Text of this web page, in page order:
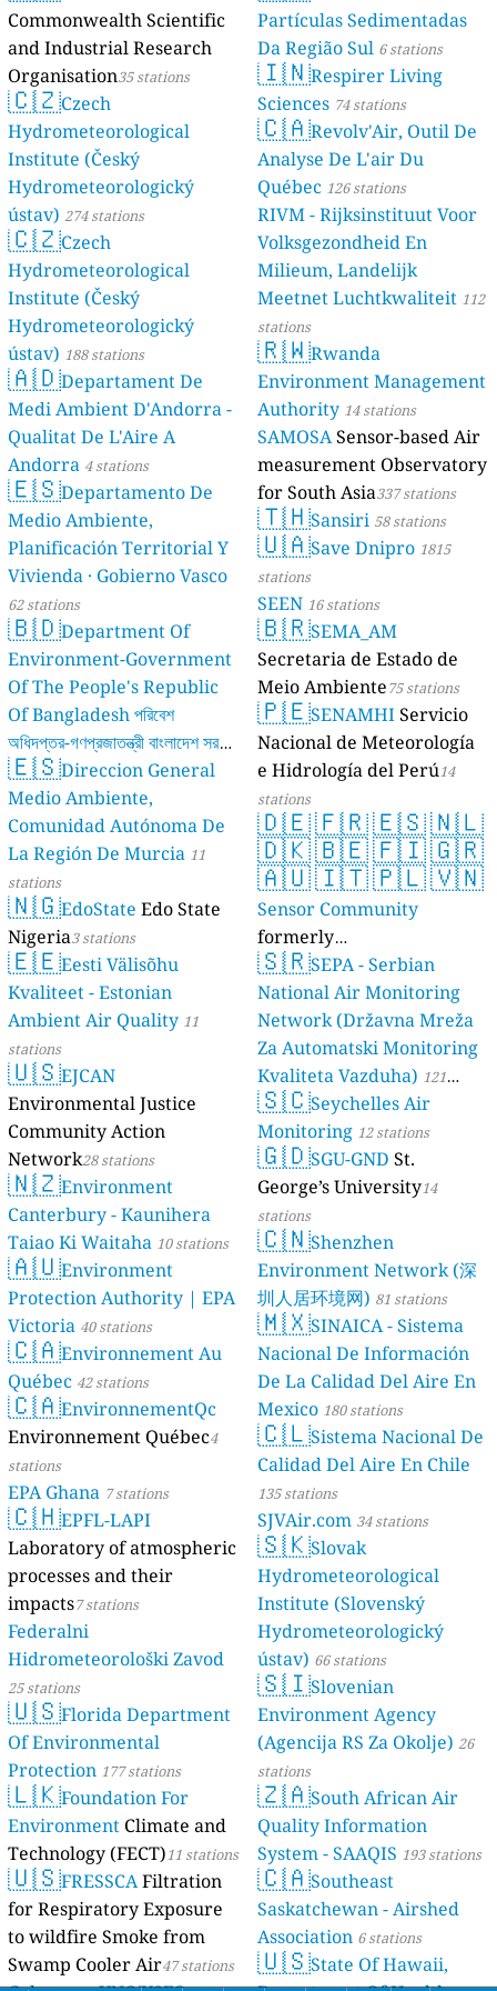
Commonwealth Scientific
and Industrial Research
Organisation35 stations
🇨🇿Czech
Hydrometeorological
Institute (Český
Hydrometeorologický
ústav) 274 stations
🇨🇿Czech
Hydrometeorological
Institute (Český
Hydrometeorologický
ústav) 188 stations
🇦🇩Departament De
Medi Ambient D'Andorra -
Qualitat De L'Aire A
Andorra 4 stations
🇪🇸Departamento De
Medio Ambiente,
Planificación Territorial Y
Vivienda · Gobierno Vasco
62 stations
🇧🇩Department Of
Environment-Government
Of The People's Republic
Of Bangladesh পরিবেশ
অধিদপ্তর-গণপ্রজাতন্ত্রী বাংলাদেশ সরকার
17 stations
🇪🇸Direccion General
Medio Ambiente,
Comunidad Autónoma De
La Región De Murcia 11
stations
🇳🇬EdoState Edo State
Nigeria3 stations
🇪🇪Eesti Välisõhu
Kvaliteet - Estonian
Ambient Air Quality 11
stations
🇺🇸EJCAN
Environmental Justice
Community Action
Network28 stations
🇳🇿Environment
Canterbury - Kaunihera
Taiao Ki Waitaha 10 stations
🇦🇺Environment
Protection Authority | EPA
Victoria 40 stations
🇨🇦Environnement Au
Québec 42 stations
🇨🇦EnvironnementQc
Environnement Québec4
stations
EPA Ghana 7 stations
🇨🇭EPFL-LAPI
Laboratory of atmospheric
processes and their
impacts7 stations
Federalni
Hidrometeorološki Zavod
25 stations
🇺🇸Florida Department
Of Environmental
Protection 177 stations
🇱🇰Foundation For
Environment Climate and
Technology (FECT)11 stations
🇺🇸FRESSCAFiltration
for Respiratory Exposure
to wildfire Smoke from
Swamp Cooler Air47 stations
Partículas Sedimentadas
Da Região Sul 6 stations
🇮🇳Respirer Living
Sciences 74 stations
🇨🇦Revolv'Air, Outil De
Analyse De L'air Du
Québec 126 stations
RIVM - Rijksinstituut Voor
Volksgezondheid En
Milieum, Landelijk
Meetnet Luchtkwaliteit 112
stations
🇷🇼Rwanda
Environment Management
Authority 14 stations
SAMOSASensor-based Air
measurement Observatory
for South Asia337 stations
🇹🇭Sansiri 58 stations
🇺🇦Save Dnipro 1815
stations
SEEN 16 stations
🇧🇷SEMA_AM
Secretaria de Estado de
Meio Ambiente75 stations
🇵🇪SENAMHIServicio
Nacional de Meteorología
e Hidrología del Perú14
stations
🇩🇪🇫🇷🇪🇸🇳🇱
🇩🇰🇧🇪🇫🇮🇬🇷
🇦🇺🇮🇹🇵🇱🇻🇳
Sensor Community
formerly
luftdaten.info35809 stations
🇸🇷SEPA - Serbian
National Air Monitoring
Network (Državna Mreža
Za Automatski Monitoring
Kvaliteta Vazduha) 121
stations
🇸🇨Seychelles Air
Monitoring 12 stations
🇬🇩SGU-GND St.
George’s University14
stations
🇨🇳Shenzhen
Environment Network (深
圳人居环境网) 81 stations
🇲🇽SINAICA - Sistema
Nacional De Información
De La Calidad Del Aire En
Mexico 180 stations
🇨🇱Sistema Nacional De
Calidad Del Aire En Chile
135 stations
SJVAir.com 34 stations
🇸🇰Slovak
Hydrometeorological
Institute (Slovenský
Hydrometeorologický
ústav) 66 stations
🇸🇮Slovenian
Environment Agency
(Agencija RS Za Okolje) 26
stations
🇿🇦South African Air
Quality Information
System - SAAQIS 193 stations
🇨🇦Southeast
Saskatchewan - Airshed
Association 6 stations
🇺🇸State Of Hawaii,